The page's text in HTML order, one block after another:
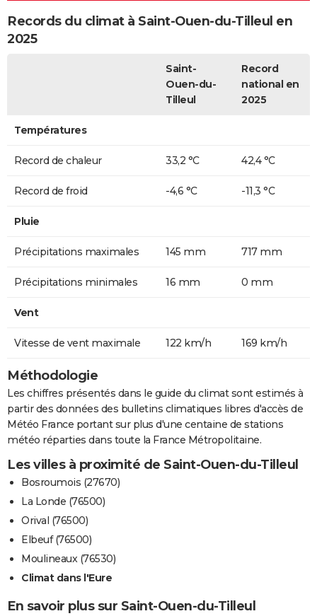
Records du climat à Saint-Ouen-du-Tilleul en
2025
Saint-
Ouen-du-
Tilleul
Record
national en
2025
Températures
Record de chaleur 33,2 °C 42,4 °C
Record de froid -4,6 °C -11,3 °C
Pluie
Précipitations maximales 145 mm 717 mm
Précipitations minimales 16 mm 0 mm
Vent
Vitesse de vent maximale 122 km/h 169 km/h
Méthodologie
Les chiffres présentés dans le guide du climat sont estimés à
partir des données des bulletins climatiques libres d'accès de
Météo France portant sur plus d'une centaine de stations
météo réparties dans toute la France Métropolitaine.
Les villes à proximité de Saint-Ouen-du-Tilleul
Bosroumois (27670)
La Londe (76500)
Orival (76500)
Elbeuf (76500)
Moulineaux (76530)
Climat dans l'Eure
En savoir plus sur Saint-Ouen-du-Tilleul